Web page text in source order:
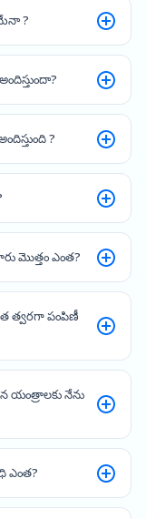
?
?
మొత్తం ఎంత?
త్వరగా పంపిణీ
యంత్రాలకు నేను
ఎంత?